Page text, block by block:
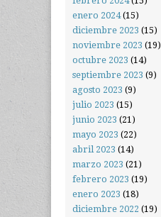
enero 2024(15)
diciembre 2023 (15)
noviembre 2023 (19)
octubre 2023 (14)
septiembre 2023 (9)
agosto 2023 (9)
julio 2023 (15)
junio 2023 (21)
mayo 2023 (22)
abril 2023 (14)
marzo 2023 (21)
febrero 2023 (19)
enero 2023 (18)
diciembre 2022 (19)